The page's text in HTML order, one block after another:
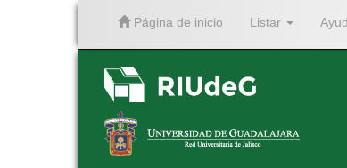
Página de inicio Listar